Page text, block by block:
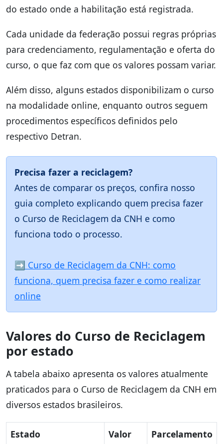
do estado onde a habilitação está registrada.
Cada unidade da federação possui regras próprias
para credenciamento, regulamentação e oferta do
curso, o que faz com que os valores possam variar.
Além disso, alguns estados disponibilizam o curso
na modalidade online, enquanto outros seguem
procedimentos específicos definidos pelo
respectivo Detran.
Precisa fazer a reciclagem?
Antes de comparar os preços, confira nosso
guia completo explicando quem precisa fazer
o Curso de Reciclagem da CNH e como
funciona todo o processo.
➡️ Curso de Reciclagem da CNH: como
funciona, quem precisa fazer e como realizar
online
Valores do Curso de Reciclagem
por estado
A tabela abaixo apresenta os valores atualmente
praticados para o Curso de Reciclagem da CNH em
diversos estados brasileiros.
Estado Valor Parcelamento